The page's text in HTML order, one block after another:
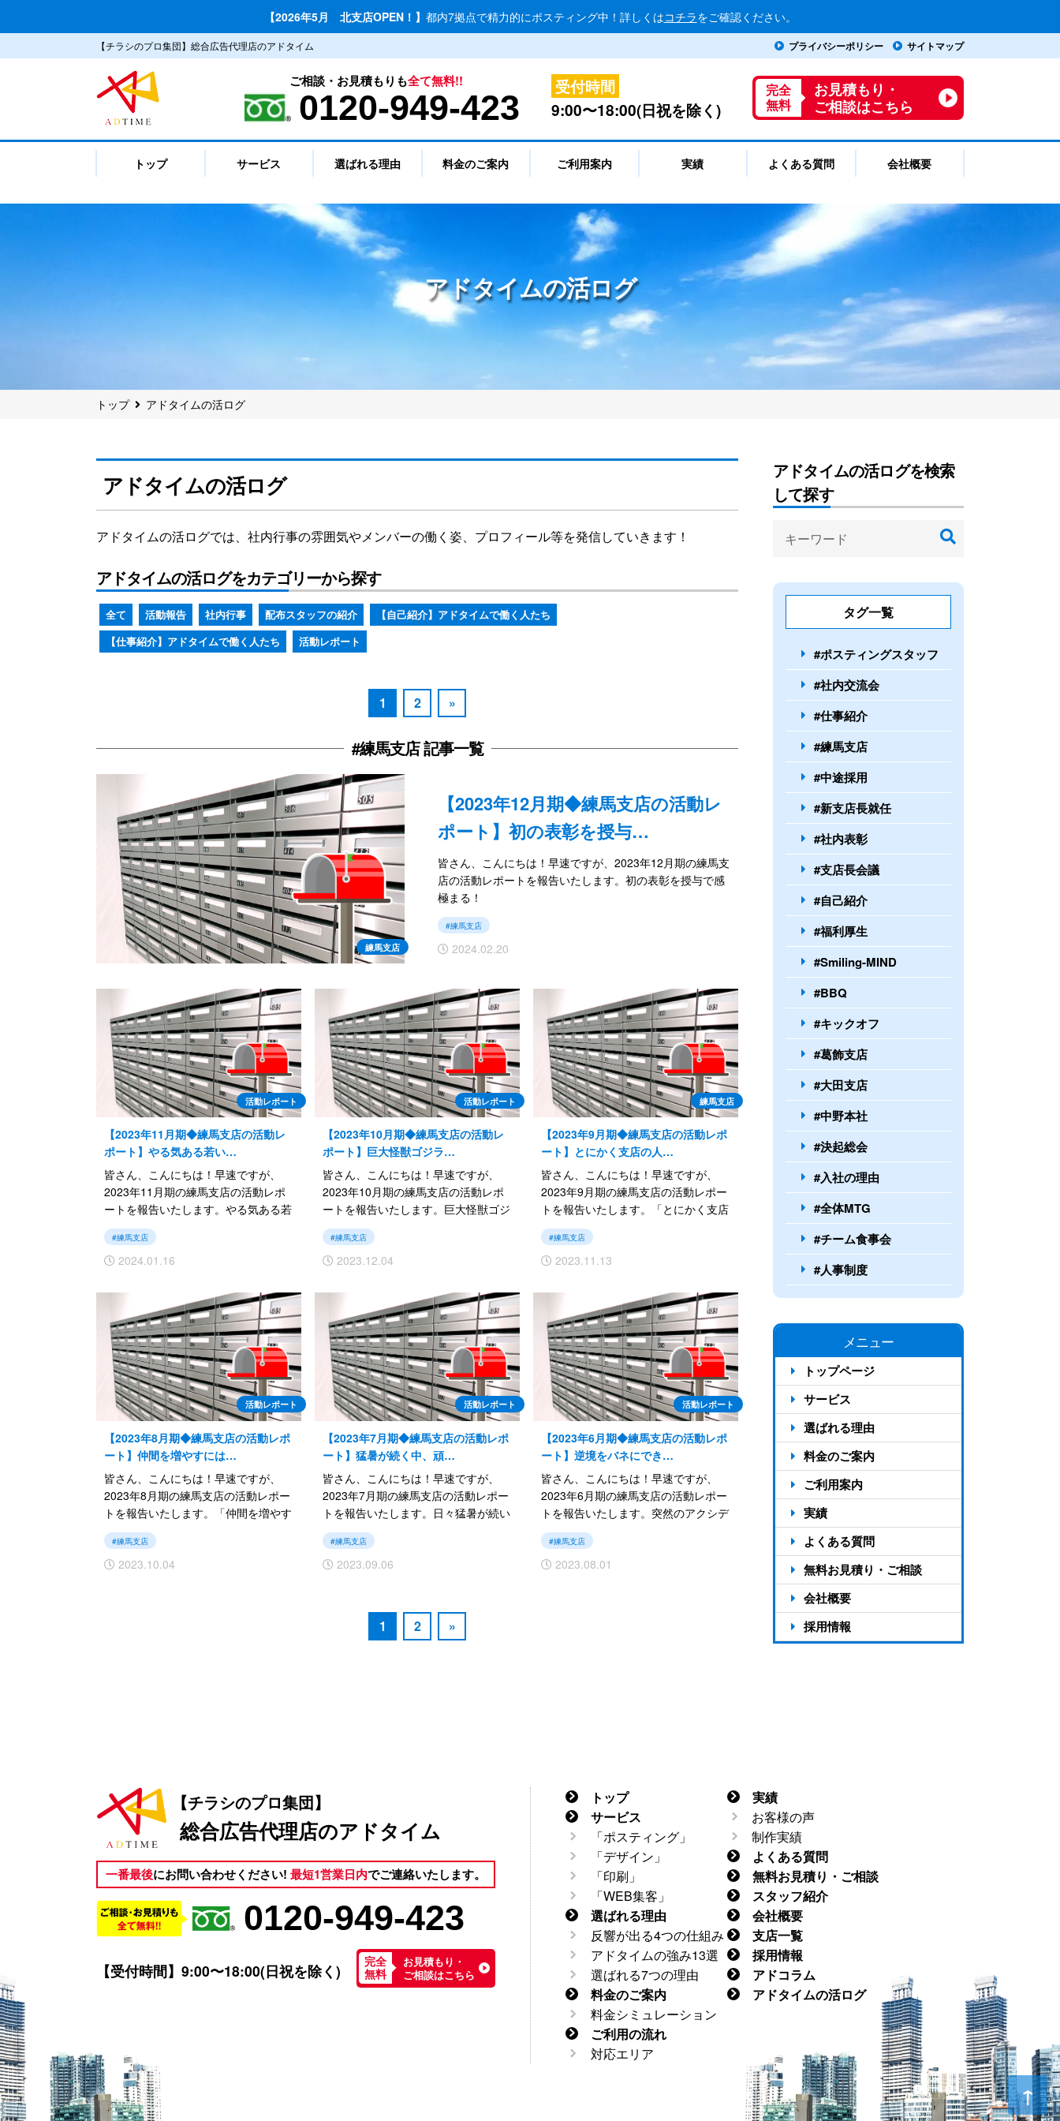
【2026年5月 北支店OPEN！】 都内7拠点で精力的にポスティング中！詳しくはコチラをご確認ください。
【チラシのプロ集団】総合広告代理店のアドタイム プライバシーポリシー サイトマップ
ご相談・お見積もりも全て無料!!
0120-949-423
受付時間
9:00〜18:00(日祝を除く)
完全
無料
お見積もり・
ご相談はこちら
トップ サービス 選ばれる理由 料金のご案内 ご利用案内 実績 よくある質問 会社概要
アドタイムの活ログ
トップ アドタイムの活ログ
アドタイムの活ログ
アドタイムの活ログでは、社内行事の雰囲気やメンバーの働く姿、プロフィール等を発信していきます！
アドタイムの活ログをカテゴリーから探す
全て 活動報告 社内行事 配布スタッフの紹介
【自己紹介】アドタイムで働く人たち
【仕事紹介】アドタイムで働く人たち
活動レポート
1 2 »
#練馬支店 記事一覧
練馬支店
【2023年12月期◆練馬支店の活動レ
ポート】初の表彰を授与…
皆さん、こんにちは！早速ですが、2023年12月期の練馬支
店の活動レポートを報告いたします。初の表彰を授与で感
極まる！
では続きをご覧ください。
#練馬支店
2024.02.20
活動レポート
【2023年11月期◆練馬支店の活動レ
ポート】やる気ある若い…
皆さん、こんにちは！早速ですが、
2023年11月期の練馬支店の活動レポ
ートを報告いたします。やる気ある若
い力を借り練馬支店を拡大します！
では続きをご覧ください。
#練馬支店
2024.01.16
活動レポート
【2023年10月期◆練馬支店の活動レ
ポート】巨大怪獣ゴジラ…
皆さん、こんにちは！早速ですが、
2023年10月期の練馬支店の活動レポ
ートを報告いたします。巨大怪獣ゴジ
ラから学ぶポジティブ思考とは？
では続きをご覧ください。
#練馬支店
2023.12.04
練馬支店
【2023年9月期◆練馬支店の活動レポ
ート】とにかく支店の人…
皆さん、こんにちは！早速ですが、
2023年9月期の練馬支店の活動レポー
トを報告いたします。「とにかく支店
の人を増やすことが第一」です。
では続きをご覧ください。
#練馬支店
2023.11.13
活動レポート
【2023年8月期◆練馬支店の活動レポ
ート】仲間を増やすには…
皆さん、こんにちは！早速ですが、
2023年8月期の練馬支店の活動レポー
トを報告いたします。「仲間を増やす
にはどうしたら良いか？」の模索中で
す。
#練馬支店
2023.10.04
活動レポート
【2023年7月期◆練馬支店の活動レポ
ート】猛暑が続く中、頑…
皆さん、こんにちは！早速ですが、
2023年7月期の練馬支店の活動レポー
トを報告いたします。日々猛暑が続い
ていますが、めげずに配布いただいて
おります！
#練馬支店
2023.09.06
活動レポート
【2023年6月期◆練馬支店の活動レポ
ート】逆境をバネにでき…
皆さん、こんにちは！早速ですが、
2023年6月期の練馬支店の活動レポー
トを報告いたします。突然のアクシデ
ントで悪戦苦闘…
では続きをご覧ください。
#練馬支店
2023.08.01
1 2 »
アドタイムの活ログを検索
して探す
タグ一覧
#ポスティングスタッフ
#社内交流会
#仕事紹介
#練馬支店
#中途採用
#新支店長就任
#社内表彰
#支店長会議
#自己紹介
#福利厚生
#Smiling-MIND
#BBQ
#キックオフ
#葛飾支店
#大田支店
#中野本社
#決起総会
#入社の理由
#全体MTG
#チーム食事会
#人事制度
メニュー
トップページ
サービス
選ばれる理由
反響が出る4つの仕組み
アドタイムの強み13選
選ばれる7つの理由
料金のご案内
料金のご案内
料金シミュレーション
ご利用案内
ご利用の流れ
対応エリア
実績
お客様の声
制作実績
よくある質問
無料お見積り・ご相談
会社概要
会社概要
採用情報
【チラシのプロ集団】
総合広告代理店のアドタイム
一番最後にお問い合わせください! 最短1営業日内でご連絡いたします。
0120-949-423
【受付時間】9:00〜18:00(日祝を除く)
完全
無料
お見積もり・
ご相談はこちら
トップ
サービス
「ポスティング」
「デザイン」
「印刷」
「WEB集客」
選ばれる理由
反響が出る4つの仕組み
アドタイムの強み13選
選ばれる7つの理由
料金のご案内
料金シミュレーション
ご利用の流れ
対応エリア
実績
お客様の声
制作実績
よくある質問
無料お見積り・ご相談
スタッフ紹介
会社概要
支店一覧
採用情報
アドコラム
アドタイムの活ログ